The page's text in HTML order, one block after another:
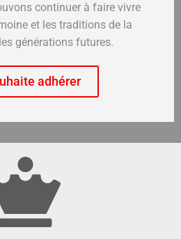
continuer à faire vivre
et les traditions de la
générations futures.
adhérer